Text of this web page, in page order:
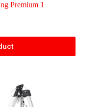
Premium 1